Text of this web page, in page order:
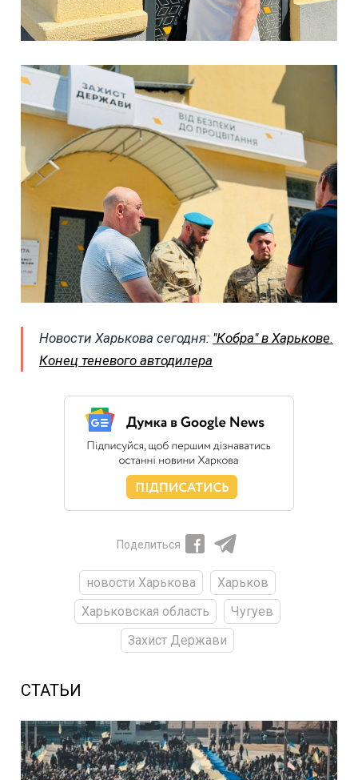
Новости Харькова сегодня: "Кобра" в Харькове.
Конец теневого автодилера
Поделиться
новости Харькова
Харьков
Харьковская область
Чугуев
Захист Держави
СТАТЬИ